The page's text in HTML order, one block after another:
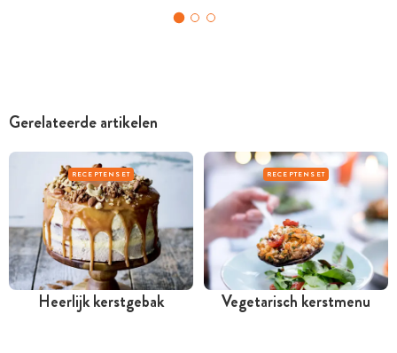
Gerelateerde artikelen
RECEPTENSET
Heerlijk kerstgebak
RECEPTENSET
Vegetarisch kerstmenu